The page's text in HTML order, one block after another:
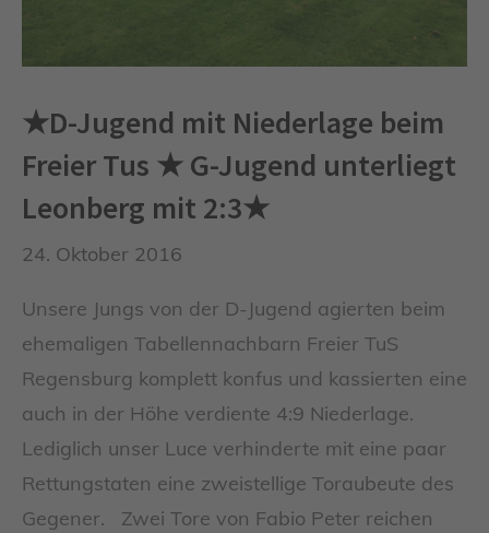
★D-Jugend mit Niederlage beim
Freier Tus ★ G-Jugend unterliegt
Leonberg mit 2:3★
24. Oktober 2016
Unsere Jungs von der D-Jugend agierten beim
ehemaligen Tabellennachbarn Freier TuS
Regensburg komplett konfus und kassierten eine
auch in der Höhe verdiente 4:9 Niederlage.
Lediglich unser Luce verhinderte mit eine paar
Rettungstaten eine zweistellige Toraubeute des
Gegener. Zwei Tore von Fabio Peter reichen